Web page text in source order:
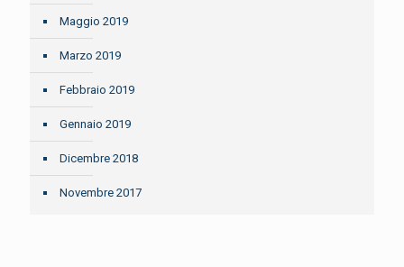
Maggio 2019
Marzo 2019
Febbraio 2019
Gennaio 2019
Dicembre 2018
Novembre 2017